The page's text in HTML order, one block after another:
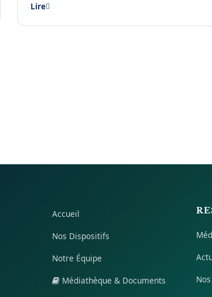
Lire
Accueil
Nos Dispositifs
Notre Équipe
Médiathèque & Documents